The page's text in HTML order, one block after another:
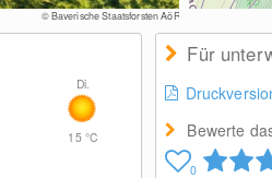
© Bayerische Staatsforsten AöR
Di.
15 °C
Für
Bewerte
0